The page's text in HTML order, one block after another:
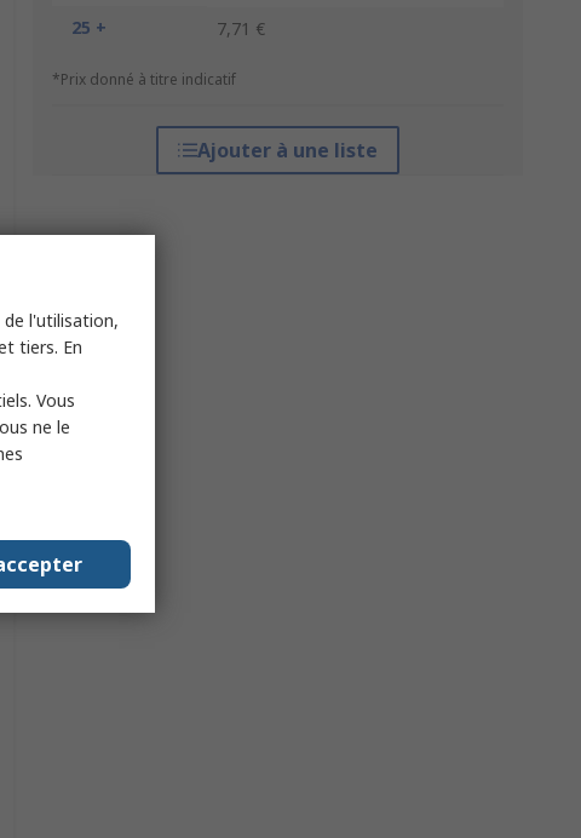
25 +
7,71 €
*Prix donné à titre indicatif
Ajouter à une liste
l'utilisation,
tiers. En
Vous
ne le